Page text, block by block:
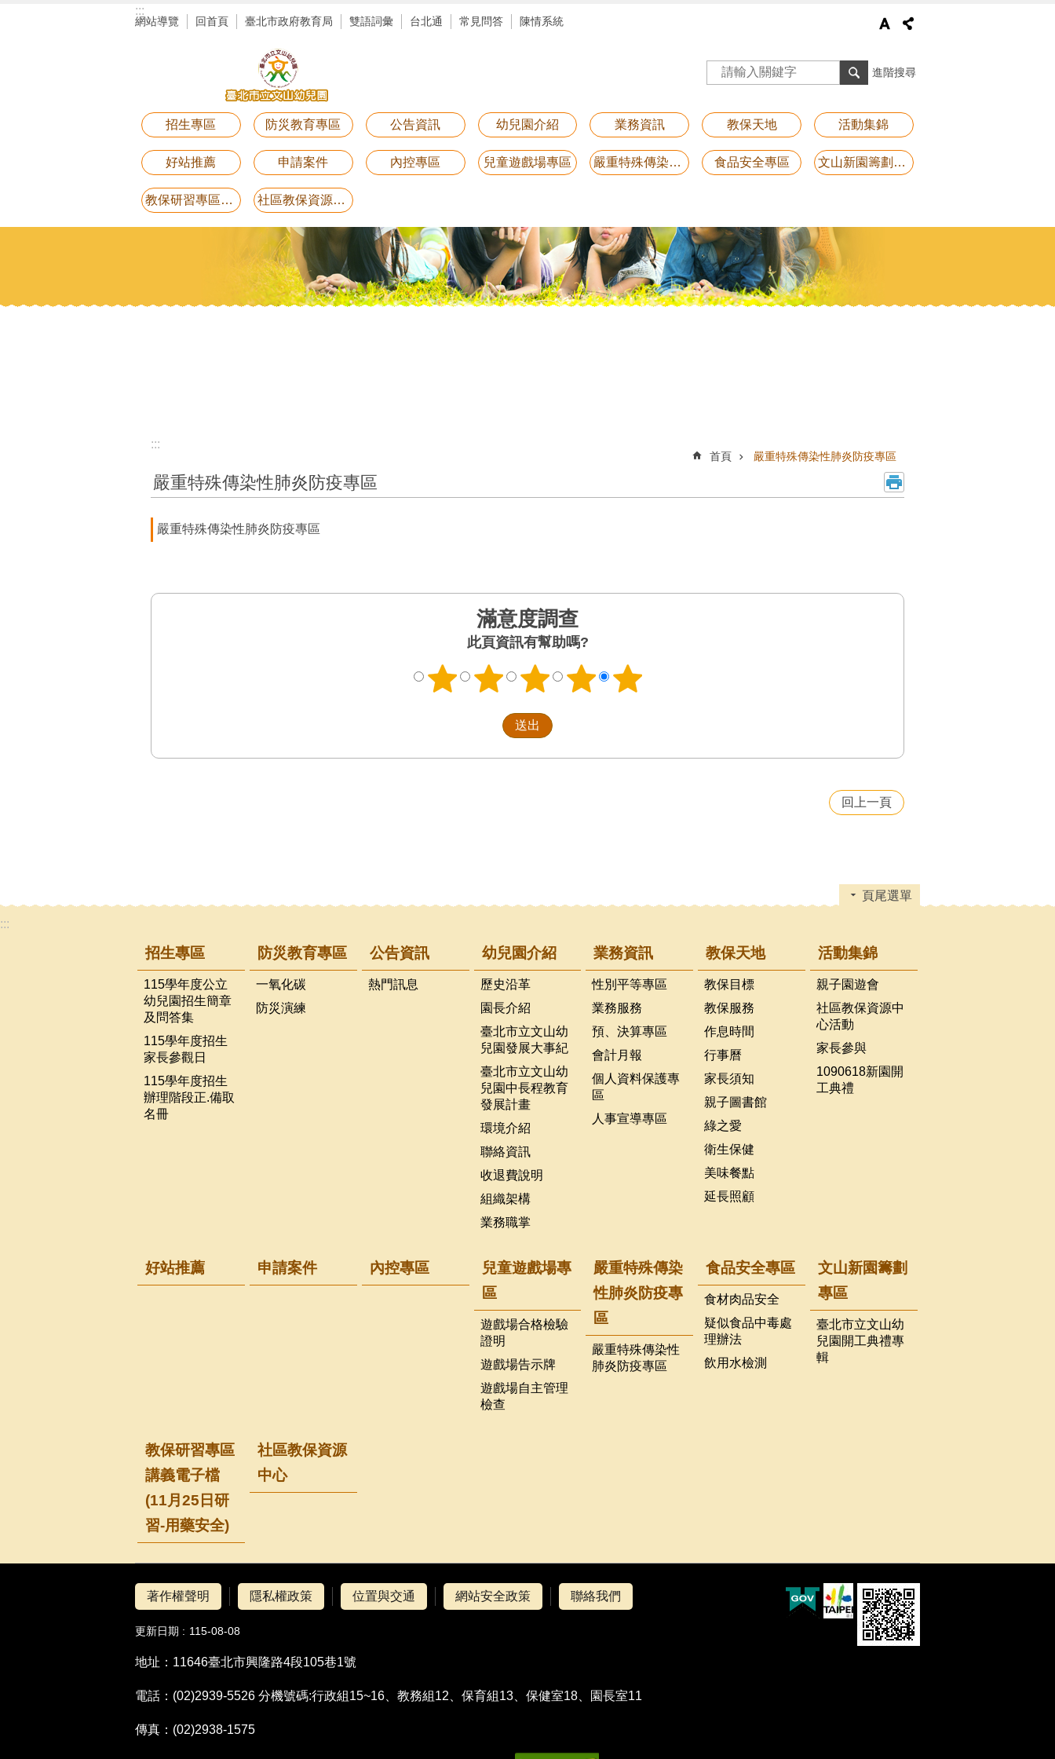
:::
網站導覽 回首頁 臺北市政府教育局 雙語詞彙 台北通 常見問答 陳情系統
進階搜尋
招生專區 防災教育專區 公告資訊 幼兒園介紹 業務資訊 教保天地 活動集錦
好站推薦 申請案件 內控專區 兒童遊戲場專區 嚴重特殊傳染性肺炎防疫專區 食品安全專區 文山新園籌劃專區
教保研習專區講義電子檔(11月25日研習-用藥安全) 社區教保資源中心
:::
首頁 嚴重特殊傳染性肺炎防疫專區
嚴重特殊傳染性肺炎防疫專區
嚴重特殊傳染性肺炎防疫專區
滿意度調查
此頁資訊有幫助嗎?
回上一頁
頁尾選單
:::
招生專區
115學年度公立
幼兒園招生簡章
及問答集
115學年度招生
家長參觀日
115學年度招生
辦理階段正.備取
名冊
防災教育專區
一氧化碳
防災演練
公告資訊
熱門訊息
幼兒園介紹
歷史沿革
園長介紹
臺北市立文山幼
兒園發展大事紀
臺北市立文山幼
兒園中長程教育
發展計畫
環境介紹
聯絡資訊
收退費說明
組織架構
業務職掌
業務資訊
性別平等專區
業務服務
預、決算專區
會計月報
個人資料保護專
區
人事宣導專區
教保天地
教保目標
教保服務
作息時間
行事曆
家長須知
親子圖書館
綠之愛
衛生保健
美味餐點
延長照顧
活動集錦
親子園遊會
社區教保資源中
心活動
家長參與
1090618新園開
工典禮
好站推薦 申請案件 內控專區
兒童遊戲場專
區
遊戲場合格檢驗
證明
遊戲場告示牌
遊戲場自主管理
檢查
嚴重特殊傳染
性肺炎防疫專
區
嚴重特殊傳染性
肺炎防疫專區
食品安全專區
食材肉品安全
疑似食品中毒處
理辦法
飲用水檢測
文山新園籌劃
專區
臺北市立文山幼
兒園開工典禮專
輯
教保研習專區
講義電子檔
(11月25日研
習-用藥安全)
社區教保資源
中心
著作權聲明 隱私權政策 位置與交通 網站安全政策 聯絡我們
更新日期 115-08-08
地址：11646臺北市興隆路4段105巷1號
電話：(02)2939-5526 分機號碼:行政組15~16、教務組12、保育組13、保健室18、園長室11
傳真：(02)2938-1575